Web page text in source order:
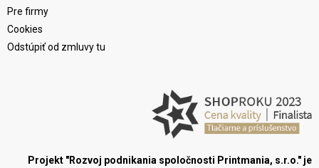
Pre firmy
Cookies
Odstúpiť od zmluvy tu
Projekt "Rozvoj podnikania spoločnosti Printmania, s.r.o." je